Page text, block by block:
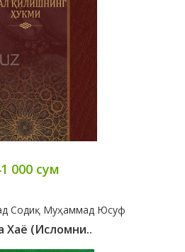
000 сум
Содиқ Муҳаммад Юсуф
Хаё (исломни..